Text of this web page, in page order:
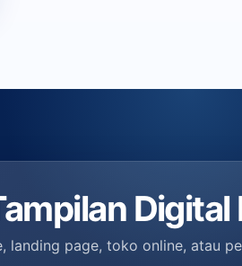
Digital
page, toko online, atau